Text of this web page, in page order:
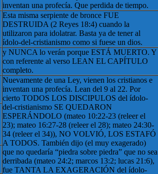
inventan una profecía. Que perdida de tiempo.
Esta misma serpiente de bronce FUE
DESTRUIDA (2 Reyes 18:4) cuando la
utilizaron para idolatrar. Basta ya de tener al
ídolo-del-cristianismo como si fuese un dios.
y NUNCA lo verán porque ESTÁ MUERTO. Y
con referente al verso LEAN EL CAPÍTULO
completo.
Nuevamente de una Ley, vienen los cristianos e
inventan una profecía. Lean del 9 al 22. Por
cierto TODOS LOS DISCIPULOS del ídolo-
del-cristianismo SE QUEDARON
ESPERÁNDOLO (mateo 10:22-23 (releer el
23); mateo 16:27-28 (releer el 28); mateo 24:30-
34 (releer el 34)), NO VOLVIÓ, LOS ESTAFÓ
A TODOS. También dijo (el muy exagerado)
que no quedaría “piedra sobre piedra” que no sea
derribada (mateo 24:2; marcos 13:2; lucas 21:6),
fue TANTA LA EXAGERACIÓN del ídolo-